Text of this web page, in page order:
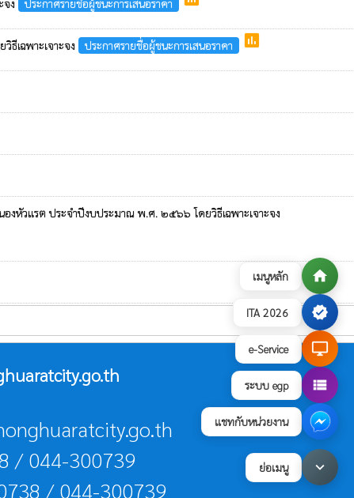
เมนูหลัก home
ITA 2026 verified
e-Service desktop_windows
ระบบ egp view_list
แชทกับหน่วยงาน
ย่อเมนู keyboard_arrow_down
จง ประกาศรายชื่อผู้ชนะการเสนอราคา
เฉพาะเจาะจง ประกาศรายชื่อผู้ชนะการเสนอราคา poll
หัวแรต ประจำปีงบประมาณ พ.ศ. ๒๕๖๖ โดยวิธีเฉพาะเจาะจง
/ 044-300739
/ 044-300739